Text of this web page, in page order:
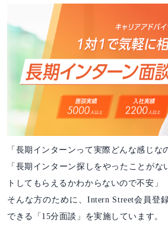
「長期インターンって実際どんな感じな
「長期インターン探しをやったことがな
トしてもらえるかわからないので不安」
そんな方のために、Intern Street会員登
できる「15分面談」を実施しています。